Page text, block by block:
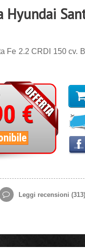
Fe 2.2 CRDI 150 cv.
€
Leggi recensioni (313)